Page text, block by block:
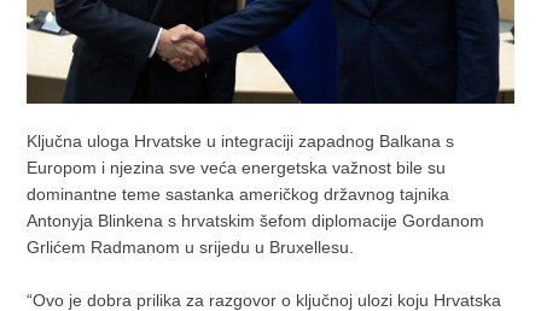
Ključna uloga Hrvatske u integraciji zapadnog Balkana s
Europom i njezina sve veća energetska važnost bile su
dominantne teme sastanka američkog državnog tajnika
Antonyja Blinkena s hrvatskim šefom diplomacije Gordanom
Grlićem Radmanom u srijedu u Bruxellesu.
“Ovo je dobra prilika za razgovor o ključnoj ulozi koju Hrvatska